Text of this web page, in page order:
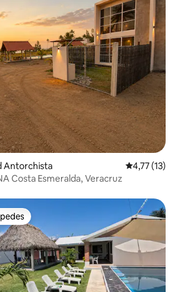
Antorchista 4,77 de uma
4,77 (13)
Costa Esmeralda, Veracruz